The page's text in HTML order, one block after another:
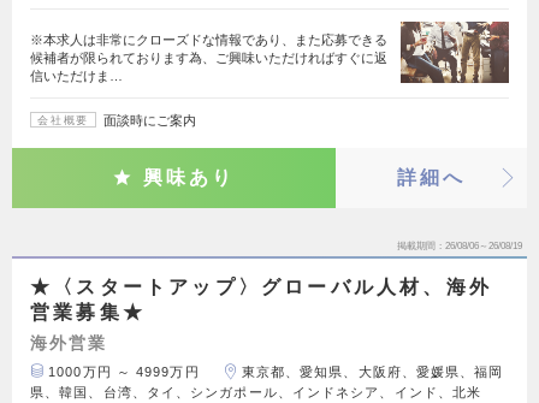
※本求人は非常にクローズドな情報であり、また応募できる
候補者が限られております為、ご興味いただければすぐに返
信いただけま…
会社概要 面談時にご案内
興味あり 詳細へ
掲載期間 26/08/06～26/08/19
★〈スタートアップ〉グローバル人材、海外
営業募集★
海外営業
1000万円 ～ 4999万円
東京都、愛知県、大阪府、愛媛県、福岡
県、韓国、台湾、タイ、シンガポール、インドネシア、インド、北米